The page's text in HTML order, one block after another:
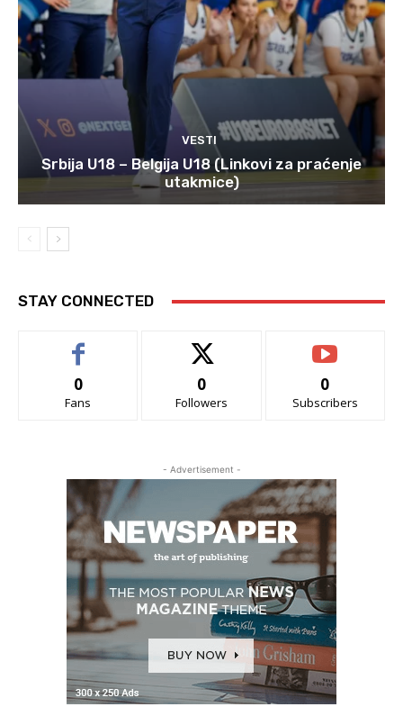
VESTI
Srbija U18 – Belgija U18 (Linkovi za praćenje
utakmice)
STAY CONNECTED
0
Fans
0
Followers
0
Subscribers
- Advertisement -